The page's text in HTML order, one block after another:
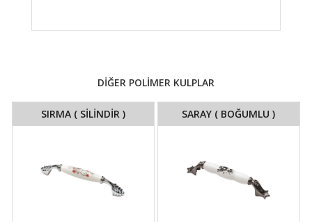
DİĞER POLİMER KULPLAR
SIRMA ( SİLİNDİR ) SARAY ( BOĞUMLU )